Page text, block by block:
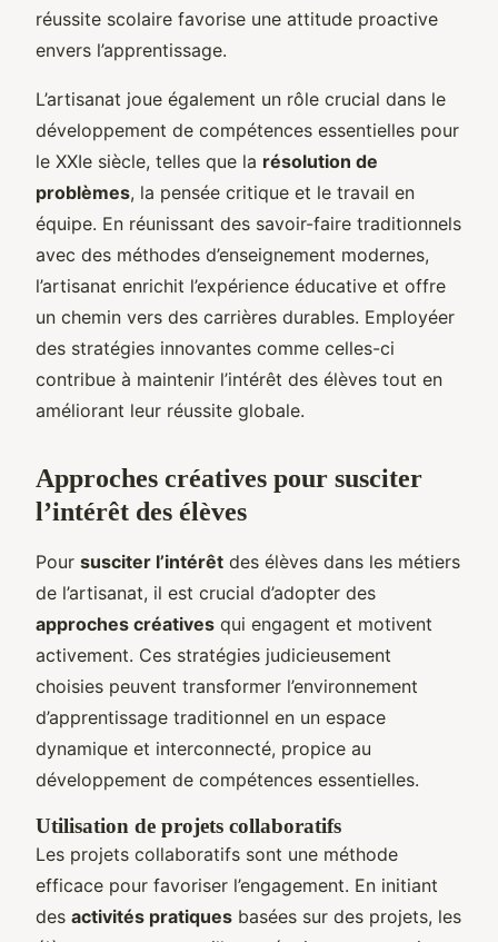
réussite scolaire favorise une attitude proactive
envers l’apprentissage.
L’artisanat joue également un rôle crucial dans le
développement de compétences essentielles pour
le XXIe siècle, telles que la résolution de
problèmes, la pensée critique et le travail en
équipe. En réunissant des savoir-faire traditionnels
avec des méthodes d’enseignement modernes,
l’artisanat enrichit l’expérience éducative et offre
un chemin vers des carrières durables. Employéer
des stratégies innovantes comme celles-ci
contribue à maintenir l’intérêt des élèves tout en
améliorant leur réussite globale.
Approches créatives pour susciter
l’intérêt des élèves
Pour susciter l’intérêt des élèves dans les métiers
de l’artisanat, il est crucial d’adopter des
approches créatives qui engagent et motivent
activement. Ces stratégies judicieusement
choisies peuvent transformer l’environnement
d’apprentissage traditionnel en un espace
dynamique et interconnecté, propice au
développement de compétences essentielles.
Utilisation de projets collaboratifs
Les projets collaboratifs sont une méthode
efficace pour favoriser l’engagement. En initiant
des activités pratiques basées sur des projets, les